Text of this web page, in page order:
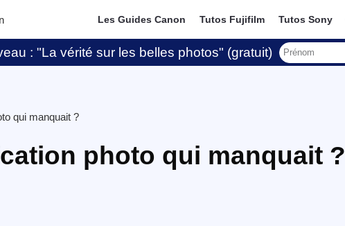
Les Guides Canon Tutos Fujifilm Tutos Sony
: "La vérité sur les belles photos" (gratuit)
qui manquait ?
photo qui manquait ?